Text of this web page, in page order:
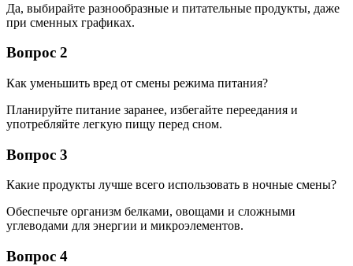
Да, выбирайте разнообразные и питательные продукты, даже
при сменных графиках.
Вопрос 2
Как уменьшить вред от смены режима питания?
Планируйте питание заранее, избегайте переедания и
употребляйте легкую пищу перед сном.
Вопрос 3
Какие продукты лучше всего использовать в ночные смены?
Обеспечьте организм белками, овощами и сложными
углеводами для энергии и микроэлементов.
Вопрос 4